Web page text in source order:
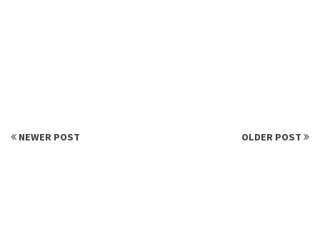
NEWER POST OLDER POST